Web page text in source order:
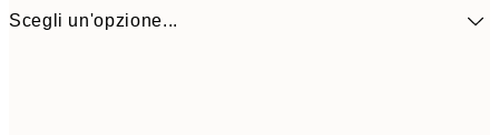
Scegli un'opzione...